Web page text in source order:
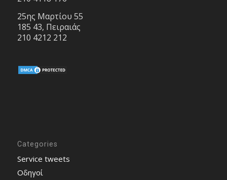
25ης Μαρτίου 55
185 43, Πειραιάς
210 4212 212
Categories
Service tweets
Οδηγοί